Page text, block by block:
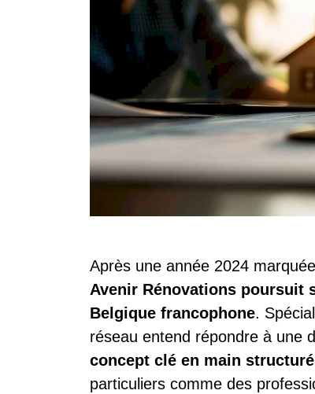
Après une année 2024
Avenir Rénovations poursuit
Belgique francophone.
réseau entend répondre à une
concept clé en main
particuliers comme des